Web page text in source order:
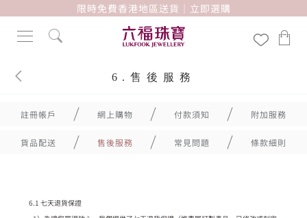
限時免費香港地區送貨｜立即選購
6.售後服務
註冊帳戶 網上購物 付款須知 附加服務
貨品配送 售後服務 常見問題 條款細則
6.1 七天退貨保證